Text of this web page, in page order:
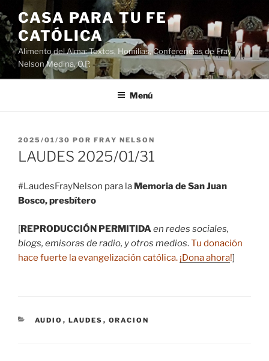
Saltar
al
contenido
CASA PARA TU FE
CATÓLICA
Alimento del Alma: Textos, Homilias, Conferencias de Fray
Nelson Medina, O.P.
Menú
PUBLICADO
EL
2025/01/30 POR FRAY NELSON
LAUDES 2025/01/31
#LaudesFrayNelson para la Memoria de San Juan
Bosco, presbítero
[REPRODUCCIÓN PERMITIDAen redes sociales,
blogs, emisoras de radio, y otros medios.Tu donación
hace fuerte la evangelización católica. ¡Dona ahora!]
CATEGORÍAS
AUDIO , LAUDES , ORACION